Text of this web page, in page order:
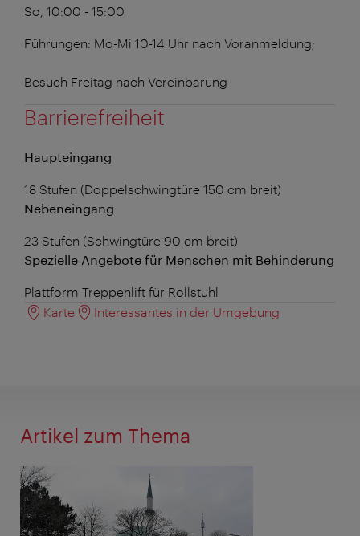
So, 10:00 - 15:00
Führungen: Mo-Mi 10-14 Uhr nach Voranmeldung;
Besuch Freitag nach Vereinbarung
Barrierefreiheit
Haupteingang
18 Stufen (Doppelschwingtüre 150 cm breit)
Nebeneingang
23 Stufen (Schwingtüre 90 cm breit)
Spezielle Angebote für Menschen mit Behinderung
Plattform Treppenlift für Rollstuhl
Karte
Interessantes in der Umgebung
Artikel zum Thema